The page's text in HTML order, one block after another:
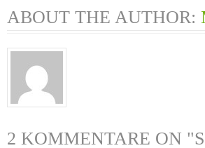
ABOUT THE AUTHOR:
2 KOMMENTARE ON